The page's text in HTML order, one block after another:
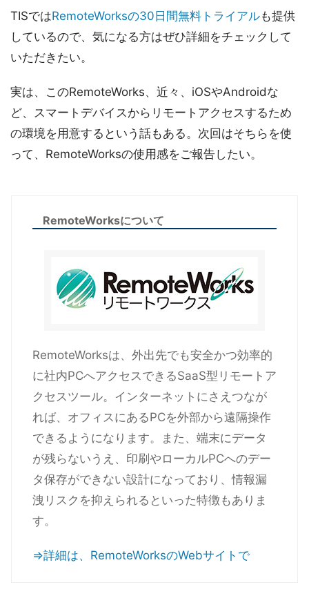
TISではRemoteWorksの30日間無料トライアルも提供
しているので、気になる方はぜひ詳細をチェックして
いただきたい。
実は、このRemoteWorks、近々、iOSやAndroidな
ど、スマートデバイスからリモートアクセスするため
の環境を用意するという話もある。次回はそちらを使
って、RemoteWorksの使用感をご報告したい。
RemoteWorksについて
RemoteWorksは、外出先でも安全かつ効率的
に社内PCへアクセスできるSaaS型リモートア
クセスツール。インターネットにさえつなが
れば、オフィスにあるPCを外部から遠隔操作
できるようになります。また、端末にデータ
が残らないうえ、印刷やローカルPCへのデー
タ保存ができない設計になっており、情報漏
洩リスクを抑えられるといった特徴もありま
す。
⇒詳細は、RemoteWorksのWebサイトで